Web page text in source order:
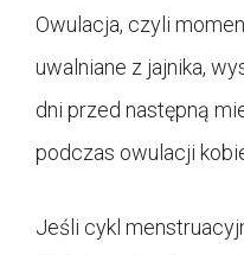
Owulacja, czyli
uwalniane z jajnika,
dni przed następną
podczas owulacji
Jeśli cykl